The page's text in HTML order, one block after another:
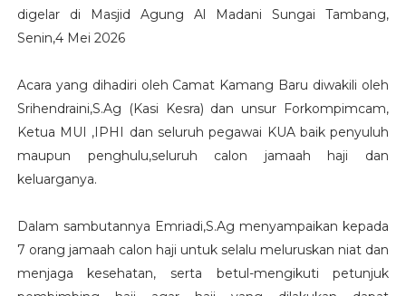
digelar di Masjid Agung Al Madani Sungai Tambang,
Senin,4 Mei 2026
Acara yang dihadiri oleh Camat Kamang Baru diwakili oleh
Srihendraini,S.Ag (Kasi Kesra) dan unsur Forkompimcam,
Ketua MUI ,IPHI dan seluruh pegawai KUA baik penyuluh
maupun penghulu,seluruh calon jamaah haji dan
keluarganya.
Dalam sambutannya Emriadi,S.Ag menyampaikan kepada
7 orang jamaah calon haji untuk selalu meluruskan niat dan
menjaga kesehatan, serta betul-mengikuti petunjuk